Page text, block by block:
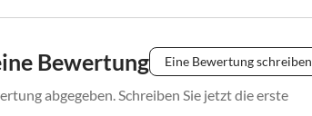
Bewertung Eine Bewertung schreiben
abgegeben. Schreiben Sie jetzt die erste